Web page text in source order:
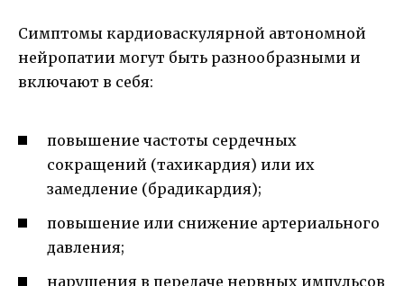
Симптомы кардиоваскулярной автономной
нейропатии могут быть разнообразными и
включают в себя:
повышение частоты сердечных
сокращений (тахикардия) или их
замедление (брадикардия);
повышение или снижение артериального
давления;
нарушения в передаче нервных импульсов